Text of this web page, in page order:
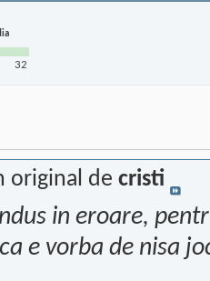
32
original de cristi
in eroare,
e vorba de nisa